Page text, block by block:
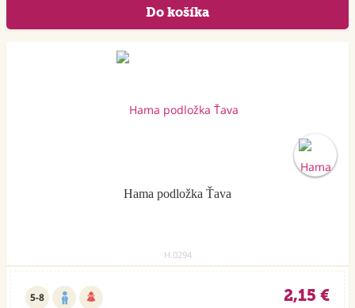
Hama podložka Ťava
H.0294
5-8 2,15 €